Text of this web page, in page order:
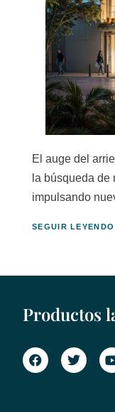
El auge del
la búsqueda de
impulsando
SEGUIR LEYENDO
Productos